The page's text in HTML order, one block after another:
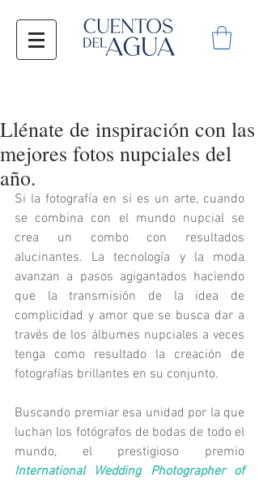
Llénate de inspiración con las
mejores fotos nupciales del
año.
Si la fotografía en si es un arte, cuando
se combina con el mundo nupcial se
crea un combo con resultados
alucinantes. La tecnología y la moda
avanzan a pasos agigantados haciendo
que la transmisión de la idea de
complicidad y amor que se busca dar a
través de los álbumes nupciales a veces
tenga como resultado la creación de
fotografías brillantes en su conjunto.
Buscando premiar esa unidad por la que
luchan los fotógrafos de bodas de todo el
International Wedding Photographer of